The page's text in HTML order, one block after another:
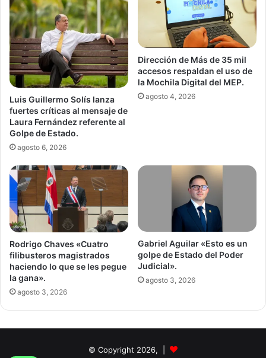
Luis Guillermo Solís lanza
fuertes críticas al mensaje de
Laura Fernández referente al
Golpe de Estado.
agosto 6, 2026
Dirección de Más de 35 mil
accesos respaldan el uso de
la Mochila Digital del MEP.
agosto 4, 2026
Rodrigo Chaves «Cuatro
filibusteros magistrados
haciendo lo que se les pegue
la gana».
agosto 3, 2026
Gabriel Aguilar «Esto es un
golpe de Estado del Poder
Judicial».
agosto 3, 2026
© Copyright 2026, |